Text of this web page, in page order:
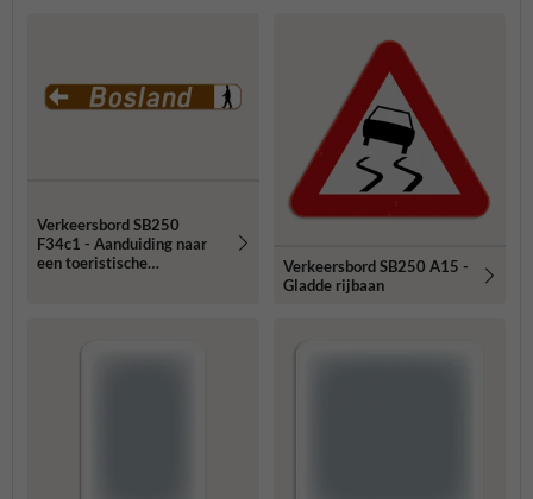
Verkeersbord SB250
F34c1 - Aanduiding naar
een toeristische
Verkeersbord SB250 A15 -
Gladde rijbaan